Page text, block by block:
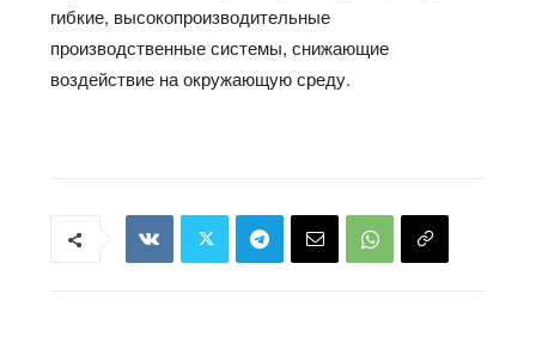
гибкие, высокопроизводительные
производственные системы, снижающие
воздействие на окружающую среду.